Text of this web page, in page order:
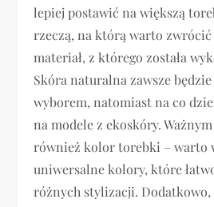
lepiej postawić na większą
rzeczą, na którą warto zwrócić
materiał, z którego została
Skóra naturalna zawsze
wyborem, natomiast na co
na modele z ekoskóry.
również kolor torebki – warto
uniwersalne kolory, które
różnych stylizacji.